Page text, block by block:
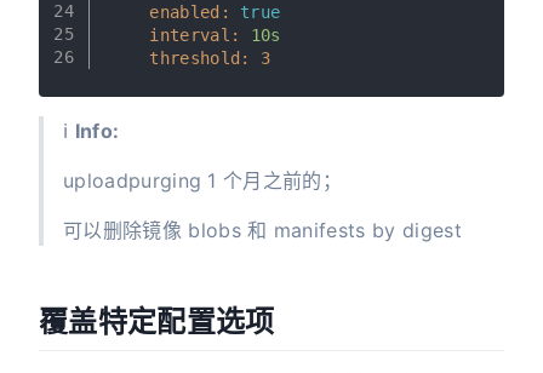
24
25
26
enabled:
true
interval:
10s
threshold:
3
ℹ️ Info:
uploadpurging 1 个月之前的；
可以删除镜像 blobs 和 manifests by digest
覆盖特定配置选项